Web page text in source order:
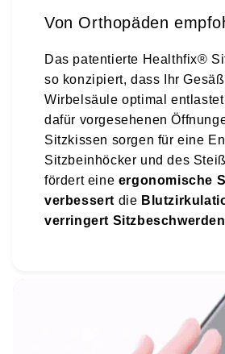
Von Orthopäden
Das patentierte Healthfix®
so konzipiert, dass Ihr
Wirbelsäule optimal
dafür vorgesehenen
Sitzkissen sorgen für eine
Sitzbeinhöcker und des
fördert eine ergonomische
verbessert die
verringert Sitzbeschwerden